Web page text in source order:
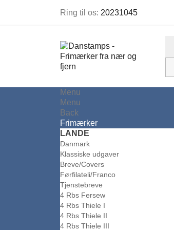
Ring til os: 20231045
Menu
Menu
Back
Frimærker
LANDE
Danmark
Klassiske udgaver
Breve/Covers
Førfilateli/Franco
Tjenstebreve
4 Rbs Fersew
4 Rbs Thiele I
4 Rbs Thiele II
4 Rbs Thiele III